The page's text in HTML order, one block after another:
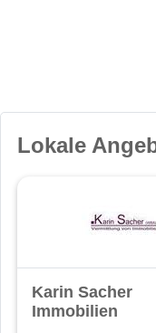
Lokale
Karin Sacher
Immobilien